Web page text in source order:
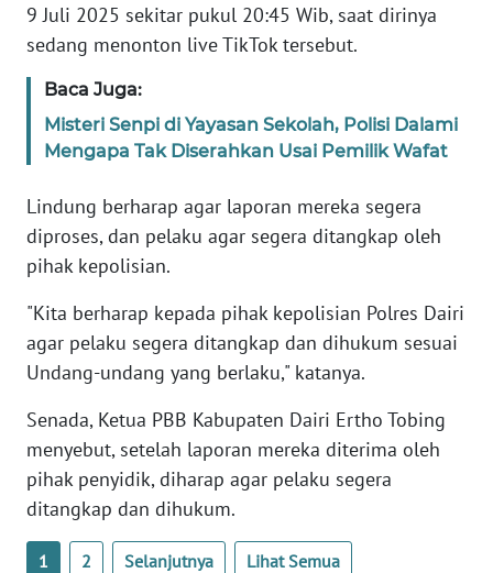
9 Juli 2025 sekitar pukul 20:45 Wib, saat dirinya
sedang menonton live TikTok tersebut.
Baca Juga:
Misteri Senpi di Yayasan Sekolah, Polisi Dalami
Mengapa Tak Diserahkan Usai Pemilik Wafat
Lindung berharap agar laporan mereka segera
diproses, dan pelaku agar segera ditangkap oleh
pihak kepolisian.
"Kita berharap kepada pihak kepolisian Polres Dairi
agar pelaku segera ditangkap dan dihukum sesuai
Undang-undang yang berlaku," katanya.
Senada, Ketua PBB Kabupaten Dairi Ertho Tobing
menyebut, setelah laporan mereka diterima oleh
pihak penyidik, diharap agar pelaku segera
ditangkap dan dihukum.
1 2 Selanjutnya Lihat Semua
WN
JAMBI
WN
SULTRA
WN
WN
SULTENG
WN
SULBAR
WN
BABEL
WN
SUMBAR